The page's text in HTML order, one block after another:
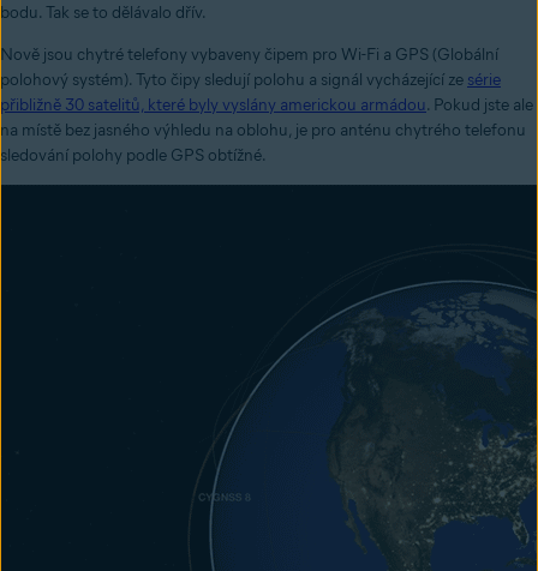
bodu. Tak se to dělávalo dřív.
Nově jsou chytré telefony vybaveny čipem pro Wi-Fi a GPS (Globální
polohový systém). Tyto čipy sledují polohu a signál vycházející ze série
přibližně 30 satelitů, které byly vyslány americkou armádou. Pokud jste ale
na místě bez jasného výhledu na oblohu, je pro anténu chytrého telefonu
sledování polohy podle GPS obtížné.